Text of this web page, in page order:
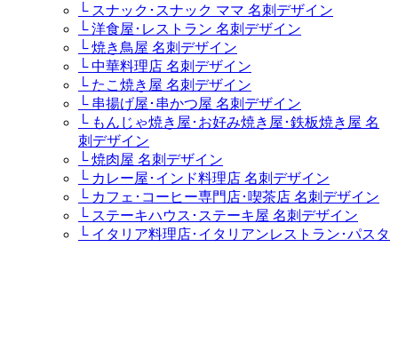
└ スナック･スナック ママ 名刺デザイン
└ 洋食屋･レストラン 名刺デザイン
└ 焼き鳥屋 名刺デザイン
└ 中華料理店 名刺デザイン
└ たこ焼き屋 名刺デザイン
└ 串揚げ屋･串かつ屋 名刺デザイン
└ もんじゃ焼き屋･お好み焼き屋･鉄板焼き屋 名
刺デザイン
└ 焼肉屋 名刺デザイン
└ カレー屋･インド料理店 名刺デザイン
└ カフェ･コーヒー専門店･喫茶店 名刺デザイン
└ ステーキハウス･ステーキ屋 名刺デザイン
└ イタリア料理店･イタリアンレストラン･パスタ